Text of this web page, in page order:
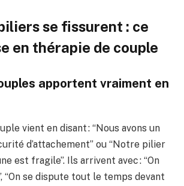
se fissurent : ce
en thérapie de couple
apportent vraiment en
vient en disant : “Nous avons un
d’attachement” ou “Notre pilier
est fragile”. Ils arrivent avec : “On
“On se dispute tout le temps devant